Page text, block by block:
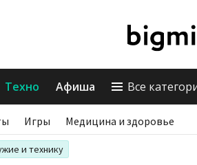
Техно Афиша Все
Игры Медицина и здоровье
и технику